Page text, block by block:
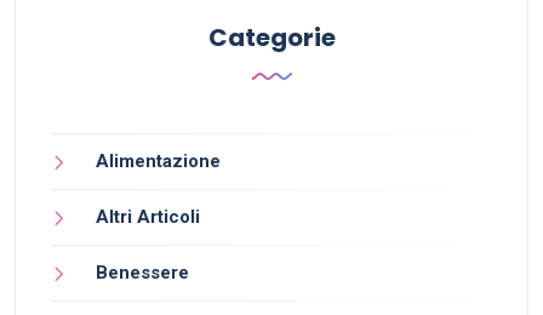
Categorie
Alimentazione
Altri Articoli
Benessere